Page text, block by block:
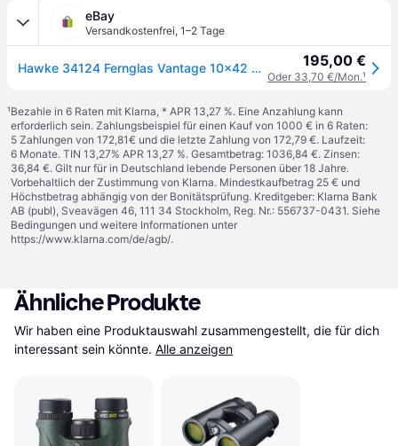
eBay
Versandkostenfrei, 1–2 Tage
Hawke 34124 Fernglas Vantage 10x42 Grün 195,00 €
Oder 33,70 €/Mon.¹
¹Bezahle in 6 Raten mit Klarna, * APR 13,27 %. Eine Anzahlung kann
erforderlich sein. Zahlungsbeispiel für einen Kauf von 1000 € in 6 Raten:
5 Zahlungen von 172,81€ und die letzte Zahlung von 172,79 €. Laufzeit:
6 Monate. TIN 13,27% APR 13,27 %. Gesamtbetrag: 1036,84 €. Zinsen:
36,84 €. Gilt nur für in Deutschland lebende Personen über 18 Jahre.
Vorbehaltlich der Zustimmung von Klarna. Mindestkaufbetrag 25 € und
Höchstbetrag abhängig von der Bonitätsprüfung. Kreditgeber: Klarna Bank
AB (publ), Sveavägen 46, 111 34 Stockholm, Reg. Nr.: 556737-0431. Siehe
Bedingungen und weitere Informationen unter
https://www.klarna.com/de/agb/.
Ähnliche Produkte
Wir haben eine Produktauswahl zusammengestellt, die für dich
interessant sein könnte. Alle anzeigen